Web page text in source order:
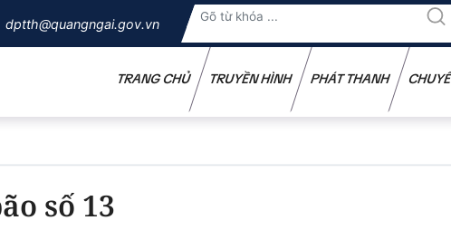
dptth@quangngai.gov.vn
TRANG CHỦ TRUYỀN HÌNH PHÁT THANH
số 13